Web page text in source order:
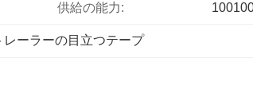
供給の能力:
レーラーの目立つテープ